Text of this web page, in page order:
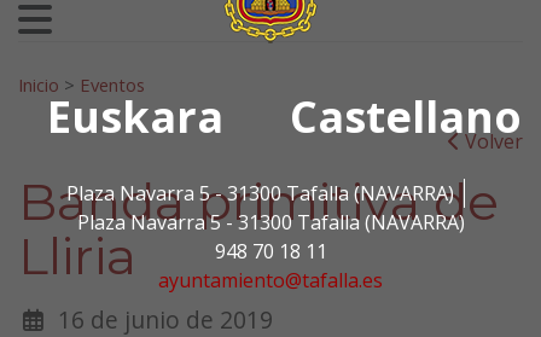
Euskara Castellano
Plaza Navarra 5 - 31300 Tafalla (NAVARRA)
Plaza Navarra 5 - 31300 Tafalla (NAVARRA)
948 70 18 11
ayuntamiento@tafalla.es
Search for:
Inicio > Eventos
Volver
Banda primitiva de
Lliria
16 de junio de 2019